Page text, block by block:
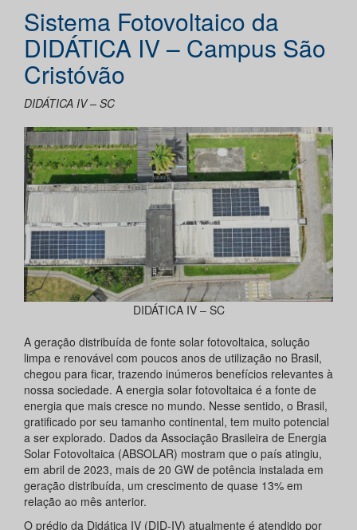
Sistema Fotovoltaico da
DIDÁTICA IV – Campus São
Cristóvão
DIDÁTICA IV – SC
DIDÁTICA IV – SC
A geração distribuída de fonte solar fotovoltaica, solução
limpa e renovável com poucos anos de utilização no Brasil,
chegou para ficar, trazendo inúmeros benefícios relevantes à
nossa sociedade. A energia solar fotovoltaica é a fonte de
energia que mais cresce no mundo. Nesse sentido, o Brasil,
gratificado por seu tamanho continental, tem muito potencial
a ser explorado. Dados da Associação Brasileira de Energia
Solar Fotovoltaica (ABSOLAR) mostram que o país atingiu,
em abril de 2023, mais de 20 GW de potência instalada em
geração distribuída, um crescimento de quase 13% em
relação ao mês anterior.
O prédio da Didática IV (DID-IV) atualmente é atendido por